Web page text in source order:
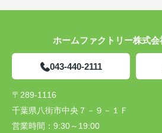
ホームファクトリー株式
043-440-2111
〒289-1116
千葉県八街市中央７－９－１Ｆ
営業時間： 9:30～19:00